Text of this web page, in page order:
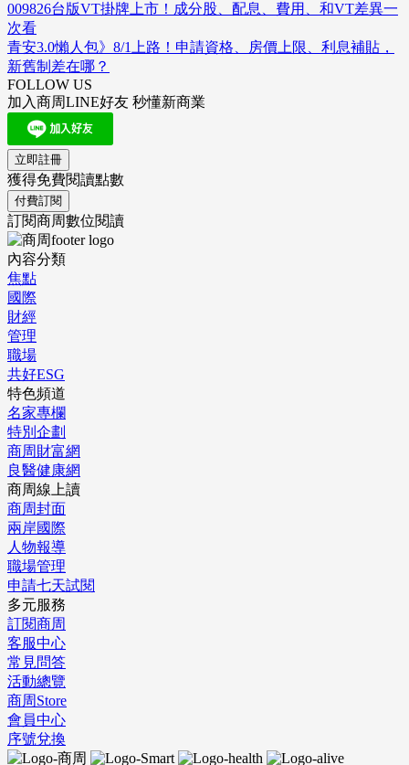
009826台版VT掛牌上市！成分股、配息、費用、和VT差異一
次看
青安3.0懶人包》8/1上路！申請資格、房價上限、利息補貼，
新舊制差在哪？
FOLLOW US
加入商周LINE好友 秒懂新商業
立即註冊
獲得免費閱讀點數
付費訂閱
訂閱商周數位閱讀
內容分類
焦點
國際
財經
管理
職場
共好ESG
特色頻道
名家專欄
特別企劃
商周財富網
良醫健康網
商周線上讀
商周封面
兩岸國際
人物報導
職場管理
申請七天試閱
多元服務
訂閱商周
客服中心
常見問答
活動總覽
商周Store
會員中心
序號兌換